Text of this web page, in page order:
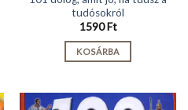
tudósokról
1590Ft
KOSÁRBA